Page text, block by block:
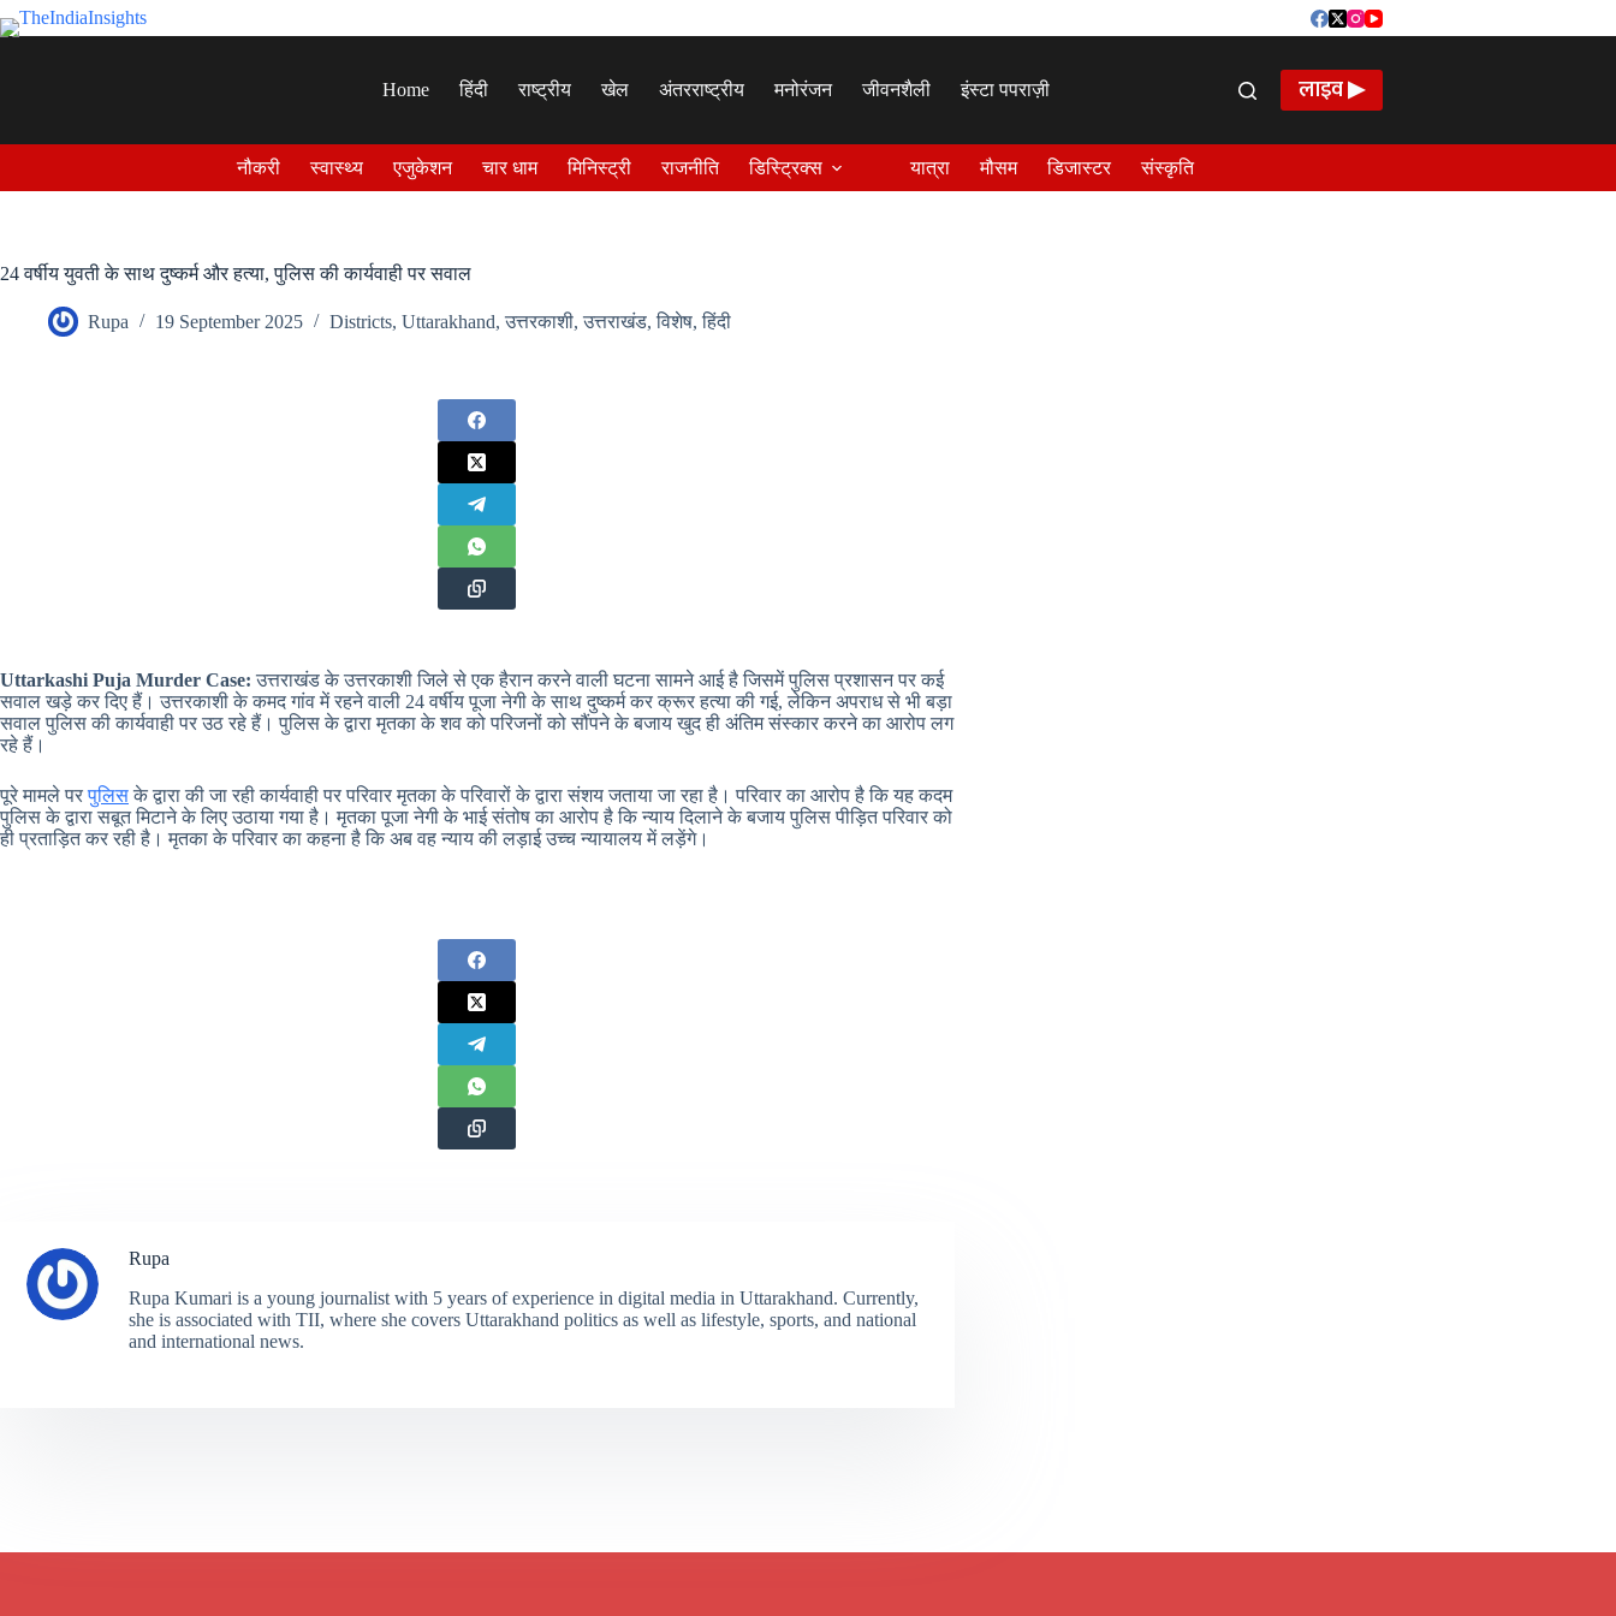
Skip
to
Home
हिंदी राष्ट्रीय खेल अंतरराष्ट्रीय मनोरंजन जीवनशैली इंस्टा पपराज़ी लाइव ▶
नौकरी स्वास्थ्य एजुकेशन चार धाम मिनिस्ट्री राजनीति डिस्ट्रिक्स यात्रा मौसम डिजास्टर संस्कृति
24 वर्षीय युवती के साथ दुष्कर्म और हत्या, पुलिस की कार्यवाही पर सवाल
Rupa 19 September 2025 Districts, Uttarakhand,उत्तरकाशी,उत्तराखंड,विशेष,हिंदी
Uttarkashi Puja Murder Case: उत्तराखंड के उत्तरकाशी जिले से एक हैरान करने वाली घटना सामने आई है जिसमें पुलिस प्रशासन पर कई
सवाल खड़े कर दिए हैं। उत्तरकाशी के कमद गांव में रहने वाली 24 वर्षीय पूजा नेगी के साथ दुष्कर्म कर क्रूर हत्या की गई, लेकिन अपराध से भी बड़ा
सवाल पुलिस की कार्यवाही पर उठ रहे हैं। पुलिस के द्वारा मृतका के शव को परिजनों को सौंपने के बजाय खुद ही अंतिम संस्कार करने का आरोप लग
रहे हैं।
पूरे मामले परपुलिसके द्वारा की जा रही कार्यवाही पर परिवार मृतका के परिवारों के द्वारा संशय जताया जा रहा है। परिवार का आरोप है कि यह कदम
पुलिस के द्वारा सबूत मिटाने के लिए उठाया गया है। मृतका पूजा नेगी के भाई संतोष का आरोप है कि न्याय दिलाने के बजाय पुलिस पीड़ित परिवार को
ही प्रताड़ित कर रही है। मृतका के परिवार का कहना है कि अब वह न्याय की लड़ाई उच्च न्यायालय में लड़ेंगे।
Rupa
Rupa Kumari is a young journalist with 5 years of experience in digital media in Uttarakhand. Currently,
she is associated with TII, where she covers Uttarakhand politics as well as lifestyle, sports, and national
and international news.